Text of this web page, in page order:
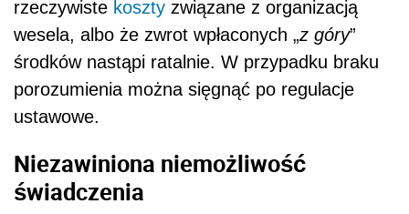
rzeczywiste koszty związane z organizacją
wesela, albo że zwrot wpłaconych „z góry”
środków nastąpi ratalnie. W przypadku braku
porozumienia można sięgnąć po regulacje
ustawowe.
Niezawiniona niemożliwość
świadczenia